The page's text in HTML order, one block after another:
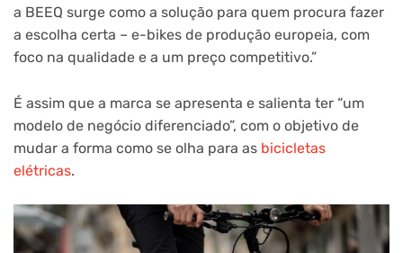
a BEEQ surge como a solução para quem procura fazer
a escolha certa – e-bikes de produção europeia, com
foco na qualidade e a um preço competitivo.”
É assim que a marca se apresenta e salienta ter “um
modelo de negócio diferenciado”, com o objetivo de
mudar a forma como se olha para as bicicletas
elétricas.